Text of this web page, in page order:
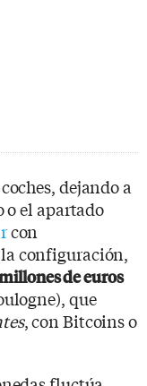
dejando a
o el apartado
con
configuración,
millones de euros
que
, con Bitcoins o